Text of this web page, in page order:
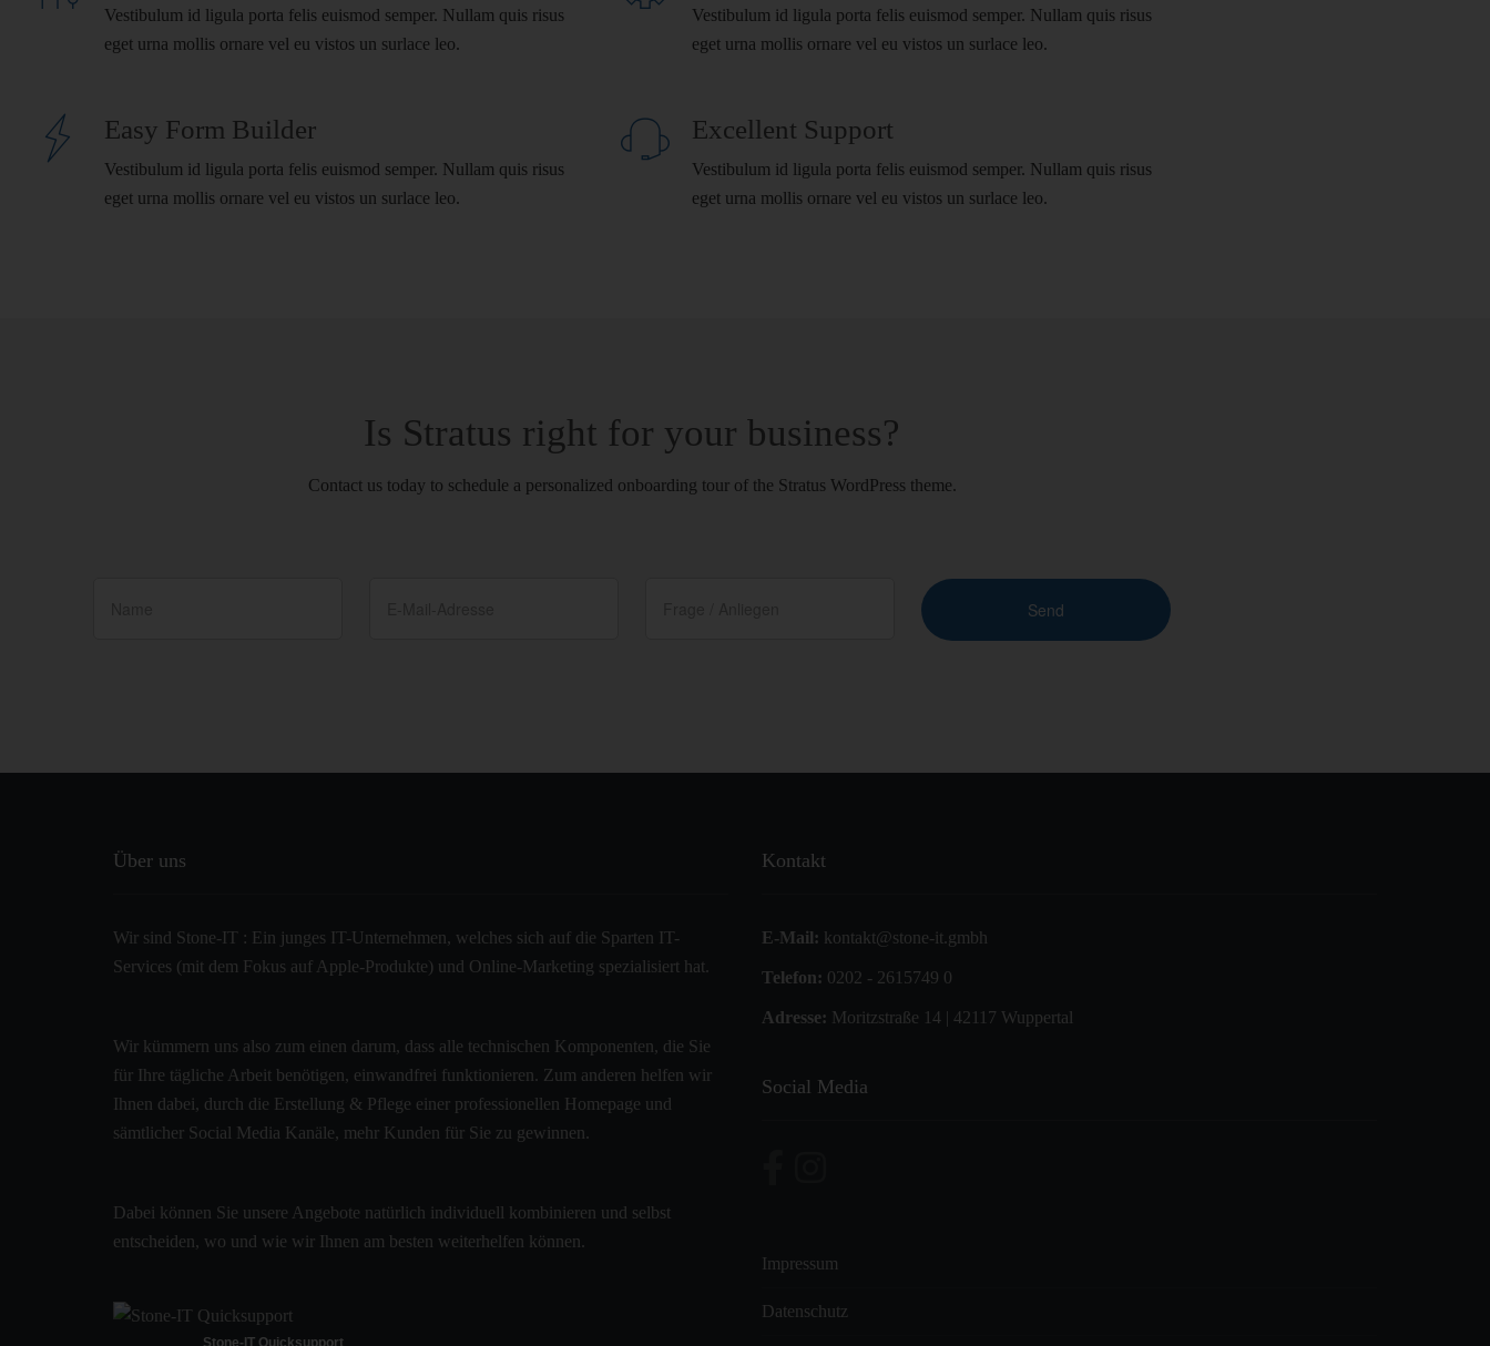
Vestibulum id ligula porta felis euismod semper. Nullam quis risus
eget urna mollis ornare vel eu vistos un surlace leo.
Vestibulum id ligula porta felis euismod semper. Nullam quis risus
eget urna mollis ornare vel eu vistos un surlace leo.
Easy Form Builder
Vestibulum id ligula porta felis euismod semper. Nullam quis risus
eget urna mollis ornare vel eu vistos un surlace leo.
Excellent Support
Vestibulum id ligula porta felis euismod semper. Nullam quis risus
eget urna mollis ornare vel eu vistos un surlace leo.
Is Stratus right for your business?
Contact us today to schedule a personalized onboarding tour of the Stratus WordPress theme.
Über uns
Wir sind Stone-IT : Ein junges IT-Unternehmen, welches sich auf die Sparten IT-
Services (mit dem Fokus auf Apple-Produkte) und Online-Marketing spezialisiert hat.
Wir kümmern uns also zum einen darum, dass alle technischen Komponenten, die Sie
für Ihre tägliche Arbeit benötigen, einwandfrei funktionieren. Zum anderen helfen wir
Ihnen dabei, durch die Erstellung & Pflege einer professionellen Homepage und
sämtlicher Social Media Kanäle, mehr Kunden für Sie zu gewinnen.
Dabei können Sie unsere Angebote natürlich individuell kombinieren und selbst
entscheiden, wo und wie wir Ihnen am besten weiterhelfen können.
Stone-IT Quicksupport
Kontakt
E-Mail: kontakt@stone-it.gmbh
Telefon: 0202 - 2615749 0
Adresse: Moritzstraße 14 | 42117 Wuppertal
Social Media
Impressum
Datenschutz